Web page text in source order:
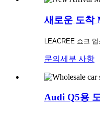
새로운 도착
LEACREE 쇼크
문의 세부 사항
Audi Q5용